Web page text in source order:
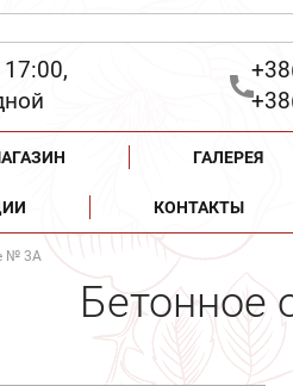
ГАЛЕРЕЯ
КОНТАКТЫ
№ 3А
Бетонное